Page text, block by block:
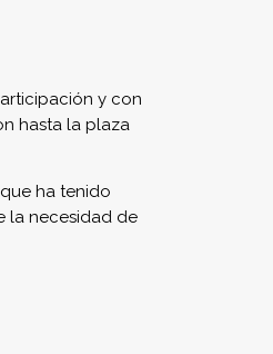
y con
hasta la plaza
ha tenido
la necesidad de